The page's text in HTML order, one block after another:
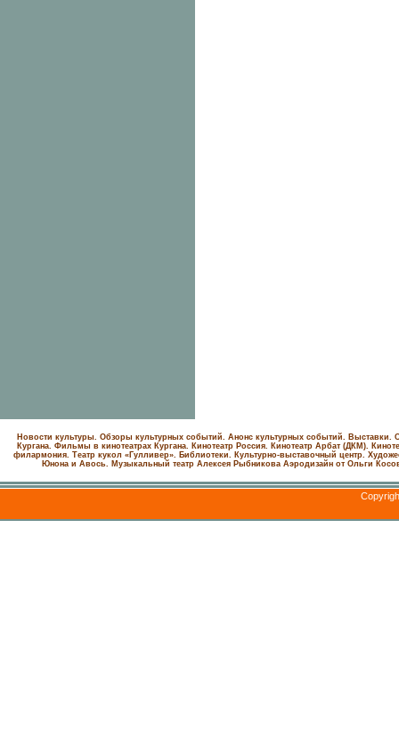
Новости культуры. Обзоры культурных событий. Анонс культурных событий. Выставки.
Кургана. Фильмы в кинотеатрах Кургана.
Кинотеатр Россия. Кинотеатр Арбат (ДКМ).
филармония. Театр кукол «Гулливер». Библиотеки. Культурно-выставочный центр.
Юнона и Авось. Музыкальный театр Алексея Рыбникова Аэродизайн от Ольги